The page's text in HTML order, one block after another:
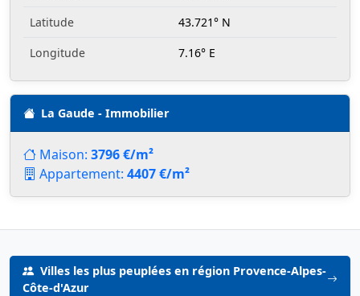
Latitude
43.721° N
Longitude
7.16° E
La Gaude - Immobilier
Maison: 3796 €/m²
Appartement: 4407 €/m²
Villes les plus peuplées en région Provence-Alpes-
Côte-d'Azur